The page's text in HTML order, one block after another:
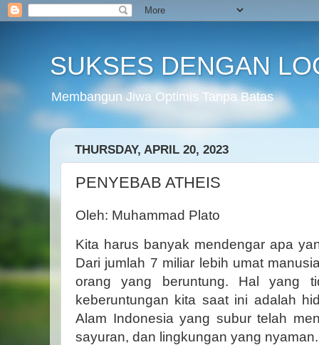
SUKSES DENGAN
Membangun Jiwa Optimis Tanpa Batas
THURSDAY, APRIL 20, 2023
PENYEBAB ATHEIS
Oleh: Muhammad Plato
Kita harus banyak mendengar apa
Dari jumlah 7 miliar lebih umat
orang yang beruntung. Hal yang
keberuntungan kita saat ini adalah
Alam Indonesia yang subur telah
sayuran, dan lingkungan yang nyaman.